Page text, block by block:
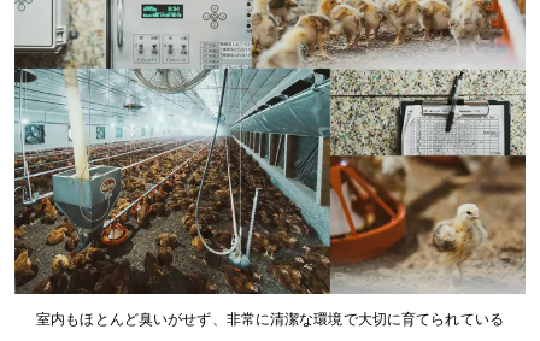
室内もほとんど臭いがせず、非常に清潔な環境で大切に育てられている